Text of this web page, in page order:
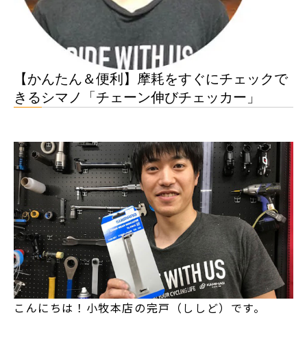
【かんたん＆便利】摩耗をすぐにチェックで
きるシマノ「チェーン伸びチェッカー」
こんにちは！小牧本店の完戸（ししど）です。